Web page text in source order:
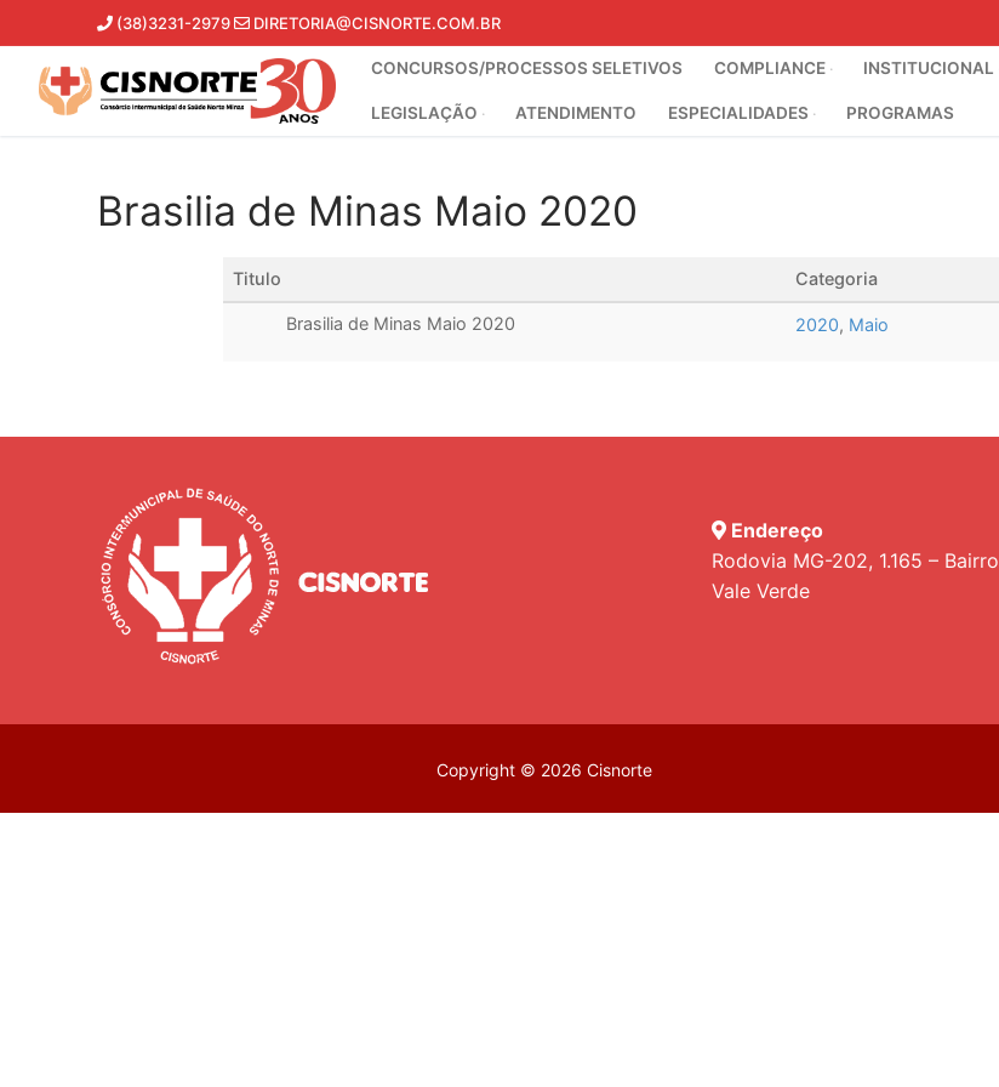
para
conteúdo
(38)3231-2979 DIRETORIA@CISNORTE.COM.BR
CONCURSOS/PROCESSOS SELETIVOS COMPLIANCE INSTITUCIONAL
LEGISLAÇÃO ATENDIMENTO ESPECIALIDADES PROGRAMAS
Brasilia de Minas Maio 2020
Titulo Categoria
Brasilia de Minas Maio 2020 2020, Maio
Endereço
Rodovia MG-202, 1.165 – Bairro
Vale Verde
Copyright © 2026 Cisnorte